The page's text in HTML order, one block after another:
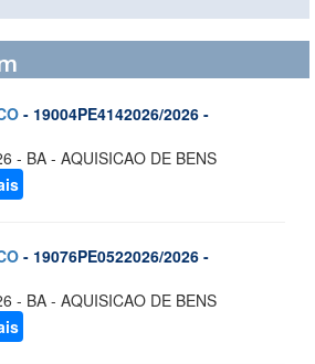
- 19004PE4142026/2026 -
- BA - AQUISICAO DE BENS
- 19076PE0522026/2026 -
- BA - AQUISICAO DE BENS